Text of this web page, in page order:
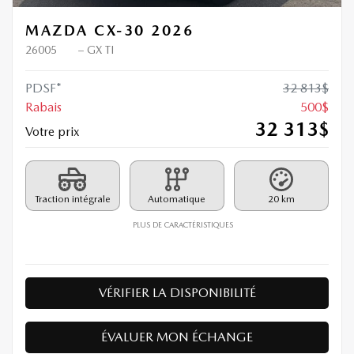
MAZDA CX-30 2026
26005 – GX TI
PDSF* 32 813$
Rabais
500$
Votre prix
32 313$
Traction intégrale Automatique 20 km
PLUS DE CARACTÉRISTIQUES
VÉRIFIER LA DISPONIBILITÉ
ÉVALUER MON ÉCHANGE